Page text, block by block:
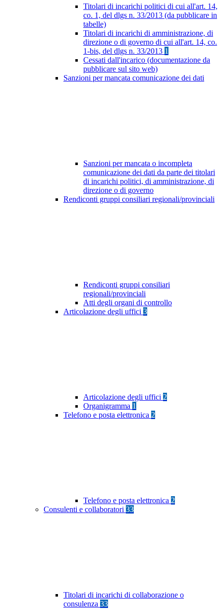
Titolari di incarichi politici di cui all'art. 14,
co. 1, del dlgs n. 33/2013 (da pubblicare in
tabelle)
Titolari di incarichi di amministrazione, di
direzione o di governo di cui all'art. 14, co.
1-bis, del dlgs n. 33/2013 1
Cessati dall'incarico (documentazione da
pubblicare sul sito web)
Sanzioni per mancata comunicazione dei dati
Sanzioni per mancata o incompleta
comunicazione dei dati da parte dei titolari
di incarichi politici, di amministrazione, di
direzione o di governo
Rendiconti gruppi consiliari regionali/provinciali
Rendiconti gruppi consiliari
regionali/provinciali
Atti degli organi di controllo
Articolazione degli uffici 3
Articolazione degli uffici 2
Organigramma 1
Telefono e posta elettronica 2
Telefono e posta elettronica 2
Consulenti e collaboratori 33
Titolari di incarichi di collaborazione o
consulenza 33